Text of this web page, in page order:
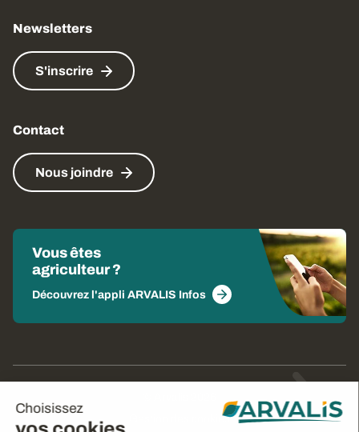
Choisissez
Newsletters
S'inscrire
Contact
Nous joindre
Vous êtes
agriculteur ?
Découvrez l'appli ARVALIS Infos
Gestion des cookies